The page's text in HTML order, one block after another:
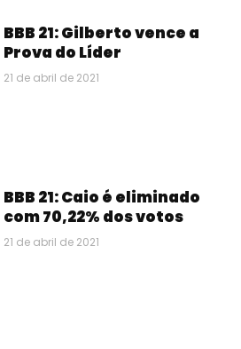
BBB 21: Gilberto vence a
Prova do Líder
21 de abril de 2021
BBB 21: Caio é eliminado
com 70,22% dos votos
21 de abril de 2021